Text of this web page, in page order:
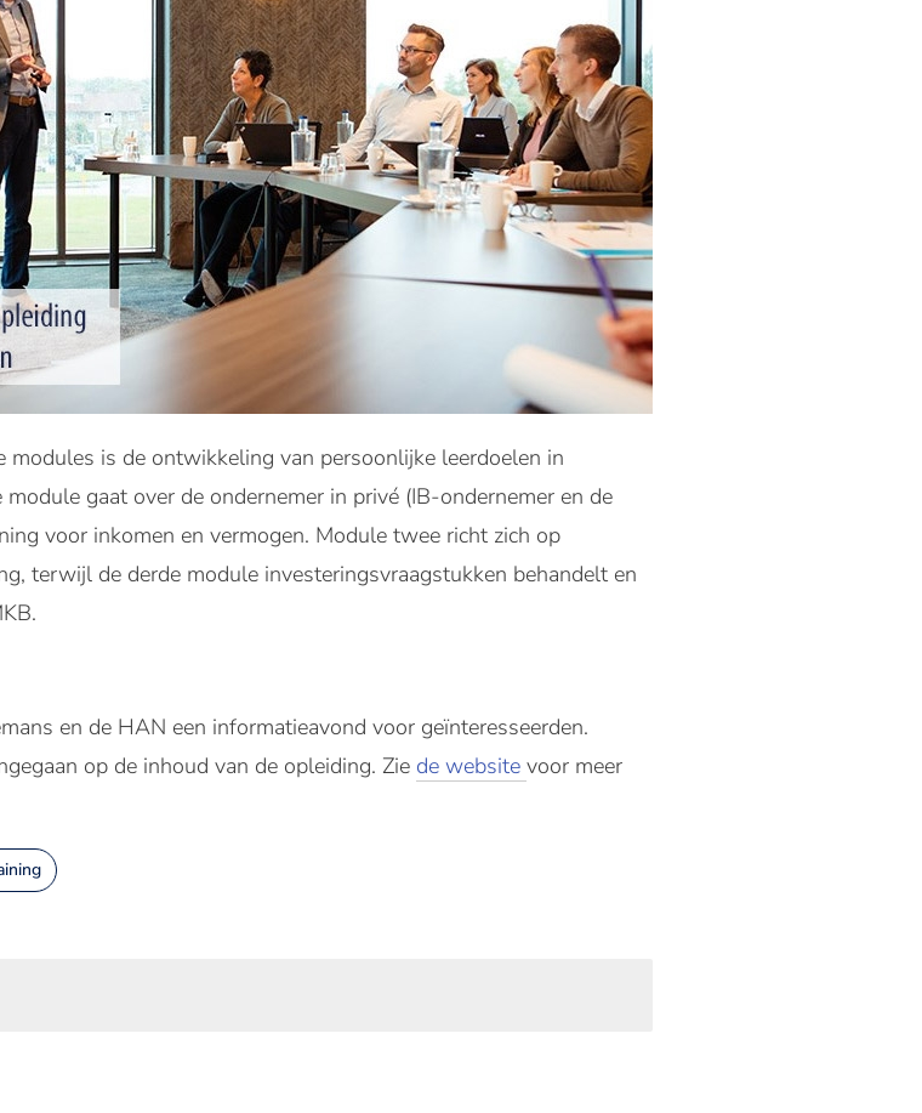
is de ontwikkeling van persoonlijke leerdoelen in
gaat over de ondernemer in privé (IB-ondernemer en de
voor inkomen en vermogen. Module twee richt zich op
terwijl de derde module investeringsvraagstukken behandelt en
en de HAN een informatieavond voor geïnteresseerden.
op de inhoud van de opleiding. Zie de website voor meer